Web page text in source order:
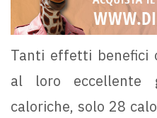
Tanti effetti benefici
al loro eccellente
caloriche, solo 28